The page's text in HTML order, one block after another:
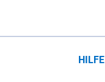
HILFE